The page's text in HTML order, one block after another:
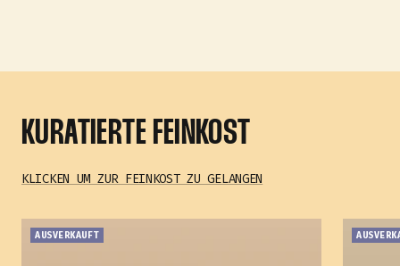
KURATIERTE FEINKOST
KLICKEN UM ZUR FEINKOST ZU GELANGEN
AUSVERKAUFT